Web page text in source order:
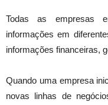
Todas as empresas
informações em
informações financeiras,
Quando uma empresa
novas linhas de